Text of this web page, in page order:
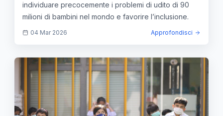
individuare precocemente i problemi di udito di 90
milioni di bambini nel mondo e favorire l’inclusione.
04 Mar 2026 Approfondisci